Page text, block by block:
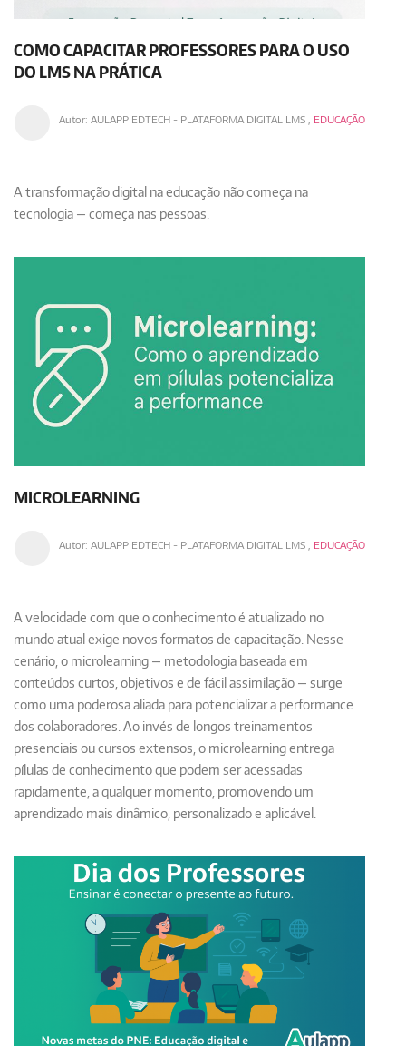
COMO CAPACITAR PROFESSORES PARA O USO
DO LMS NA PRÁTICA
Autor: AULAPP EDTECH - PLATAFORMA DIGITAL LMS, EDUCAÇÃO
A transformação digital na educação não começa na
tecnologia — começa nas pessoas.
MICROLEARNING
Autor: AULAPP EDTECH - PLATAFORMA DIGITAL LMS, EDUCAÇÃO
A velocidade com que o conhecimento é atualizado no
mundo atual exige novos formatos de capacitação. Nesse
cenário, o microlearning — metodologia baseada em
conteúdos curtos, objetivos e de fácil assimilação — surge
como uma poderosa aliada para potencializar a performance
dos colaboradores. Ao invés de longos treinamentos
presenciais ou cursos extensos, o microlearning entrega
pílulas de conhecimentoque podem ser acessadas
rapidamente, a qualquer momento, promovendo um
aprendizado mais dinâmico, personalizado e aplicável.